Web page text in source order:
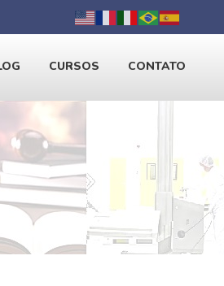
CURSOS CONTATO